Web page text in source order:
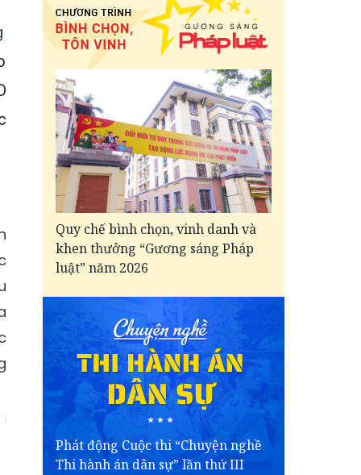
Quy chế bình chọn, vinh danh và
khen thưởng “Gương sáng Pháp
luật” năm 2026
Phát động Cuộc thi “Chuyện nghề
Thi hành án dân sự” lần thứ III